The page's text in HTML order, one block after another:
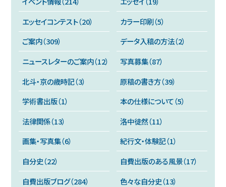
エッセイコンテスト（20）
カラー印刷（5）
ご案内（309）
データ入稿の方法（2）
ニュースレターのご案内（12）
写真募集（87）
北斗・京の歳時記（3）
原稿の書き方（39）
学術書出版（1）
本の仕様について（5）
法律関係（13）
洛中徒然（11）
画集・写真集（6）
紀行文・体験記（1）
自分史（22）
自費出版のある風景（17）
自費出版ブログ（284）
色々な自分史（13）